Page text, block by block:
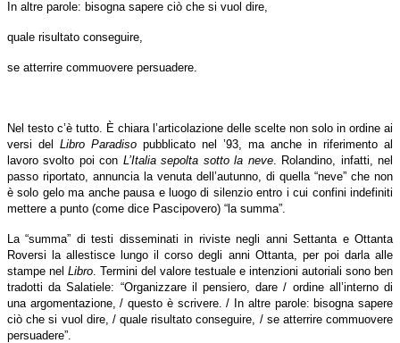
In altre parole: bisogna sapere ciò che si vuol dire,
quale risultato conseguire,
se atterrire commuovere persuadere.
Nel testo c’è tutto. È chiara l’articolazione delle scelte non solo in ordine ai
versi del Libro Paradiso pubblicato nel ’93, ma anche in riferimento al
lavoro svolto poi con L’Italia sepolta sotto la neve. Rolandino, infatti, nel
passo riportato, annuncia la venuta dell’autunno, di quella “neve” che non
è solo gelo ma anche pausa e luogo di silenzio entro i cui confini indefiniti
mettere a punto (come dice Pascipovero) “la summa”.
La “summa” di testi disseminati in riviste negli anni Settanta e Ottanta
Roversi la allestisce lungo il corso degli anni Ottanta, per poi darla alle
stampe nel Libro . Termini del valore testuale e intenzioni autoriali sono ben
tradotti da Salatiele: “Organizzare il pensiero, dare / ordine all’interno di
una argomentazione, / questo è scrivere. / In altre parole: bisogna sapere
ciò che si vuol dire, / quale risultato conseguire, / se atterrire commuovere
persuadere”.